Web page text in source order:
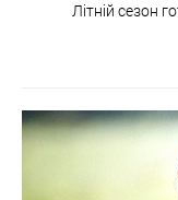
Літній сезон